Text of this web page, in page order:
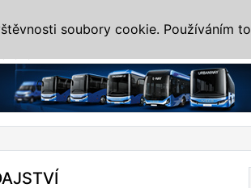
soubory cookie. Používáním